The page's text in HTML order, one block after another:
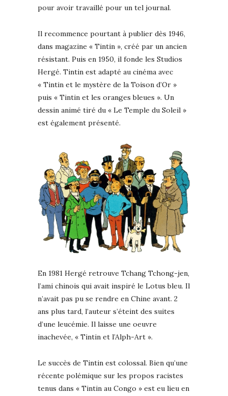
pour avoir travaillé pour un tel journal.
Il recommence pourtant à publier dès 1946,
dans magazine « Tintin », créé par un ancien
résistant. Puis en 1950, il fonde les Studios
Hergé. Tintin est adapté au cinéma avec
« Tintin et le mystère de la Toison d’Or »
puis « Tintin et les oranges bleues ». Un
dessin animé tiré du « Le Temple du Soleil »
est également présenté.
En 1981 Hergé retrouve Tchang Tchong-jen,
l’ami chinois qui avait inspiré le Lotus bleu. Il
n’avait pas pu se rendre en Chine avant. 2
ans plus tard, l’auteur s’éteint des suites
d’une leucémie. Il laisse une oeuvre
inachevée, « Tintin et l’Alph-Art ».
Le succès de Tintin est colossal. Bien qu’une
récente polémique sur les propos racistes
tenus dans « Tintin au Congo » est eu lieu en